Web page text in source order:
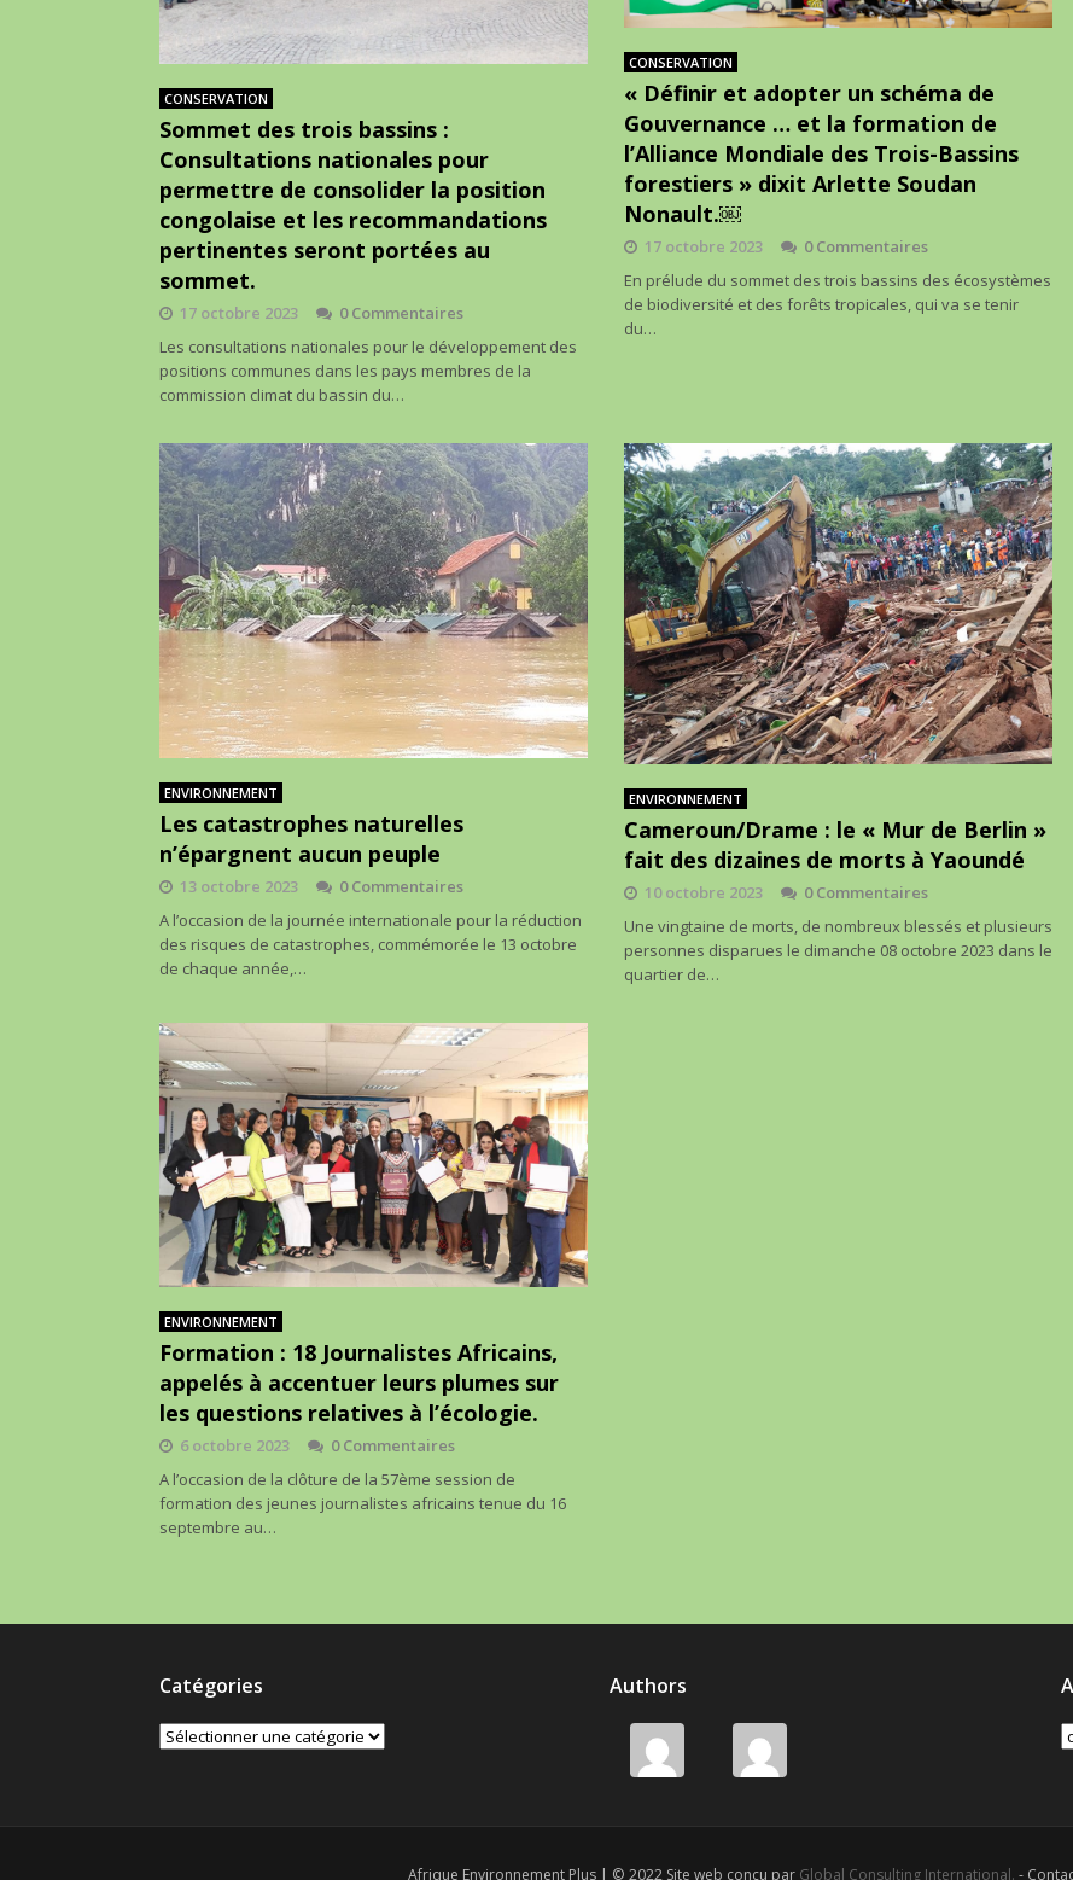
CONSERVATION
Sommet des trois bassins :
Consultations nationales pour
permettre de consolider la position
congolaise et les recommandations
pertinentes seront portées au
sommet.
17 octobre 2023
0 Commentaires
Les consultations nationales pour le développement des
positions communes dans les pays membres de la
commission climat du bassin du…
CONSERVATION
« Définir et adopter un schéma de
Gouvernance … et la formation de
l’Alliance Mondiale des Trois-Bassins
forestiers » dixit Arlette Soudan
Nonault.￼
17 octobre 2023
0 Commentaires
En prélude du sommet des trois bassins des écosystèmes
de biodiversité et des forêts tropicales, qui va se tenir
du…
ENVIRONNEMENT
Les catastrophes naturelles
n’épargnent aucun peuple
13 octobre 2023
0 Commentaires
A l’occasion de la journée internationale pour la réduction
des risques de catastrophes, commémorée le 13 octobre
de chaque année,…
ENVIRONNEMENT
Cameroun/Drame : le « Mur de Berlin »
fait des dizaines de morts à Yaoundé
10 octobre 2023
0 Commentaires
Une vingtaine de morts, de nombreux blessés et plusieurs
personnes disparues le dimanche 08 octobre 2023 dans le
quartier de…
ENVIRONNEMENT
Formation : 18 Journalistes Africains,
appelés à accentuer leurs plumes sur
les questions relatives à l’écologie.
6 octobre 2023
0 Commentaires
A l’occasion de la clôture de la 57ème session de
formation des jeunes journalistes africains tenue du 16
septembre au…
Catégories
Catégories
Authors
Afrique Environnement Plus | © 2022 Site web conçu par Global Consulting International. -